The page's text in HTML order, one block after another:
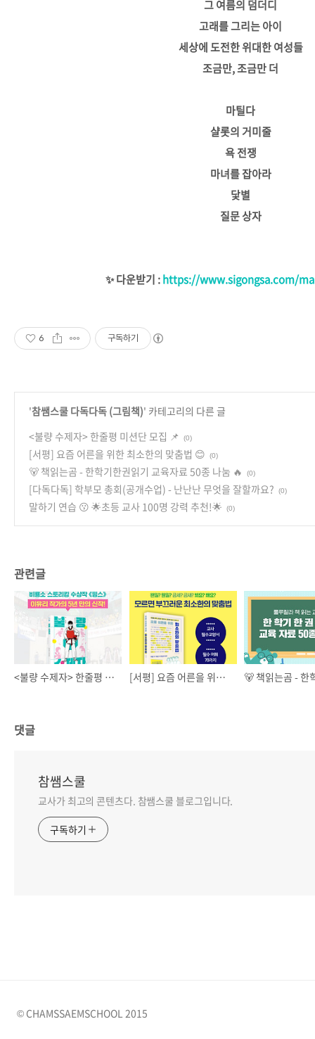
그 여름의 덤더디
고래를 그리는 아이
세상에 도전한 위대한 여성들
조금만, 조금만 더
마틸다
샬롯의 거미줄
욕 전쟁
마녀를 잡아라
닻별
질문 상자
✨ 다운받기 :https://www.sigongsa.com/
6 구독하기
'참쌤스쿨 다독다독 (그림책)' 카테고리의 다른 글
<불량 수제자> 한줄평 미션단 모집 📌
(0)
[서평] 요즘 어른을 위한 최소한의 맞춤법 😊 (0)
🐻 책읽는곰 - 한학기한권읽기 교육자료 50종 나눔 🔥 (0)
[다독다독] 학부모 총회(공개수업) - 난난난 무엇을 잘할까요? (0)
말하기 연습 😗 🌟초등 교사 100명 강력 추천!🌟 (0)
관련글
<불량 수제자> 한줄평 미션단 모집 📌 [서평] 요즘 어른을 위한 최소한의 맞춤법 😊
댓글
참쌤스쿨
교사가 최고의 콘텐츠다. 참쌤스쿨 블로그입니다.
구독하기
© CHAMSSAEMSCHOOL 2015